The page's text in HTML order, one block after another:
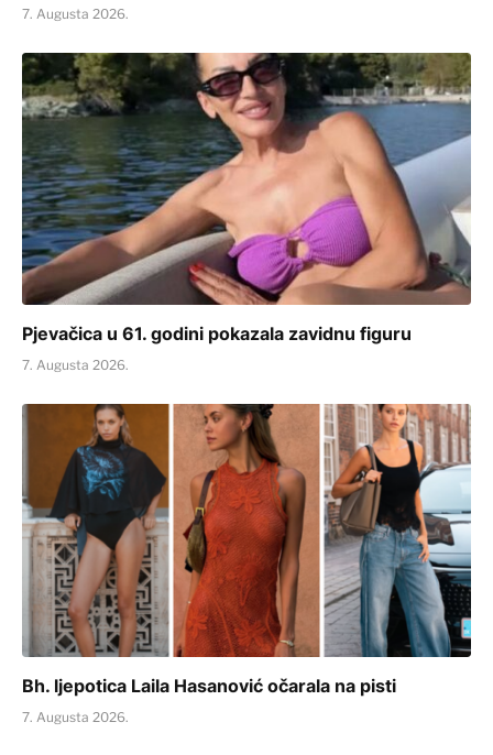
7. Augusta 2026.
Pjevačica u 61. godini pokazala zavidnu figuru
7. Augusta 2026.
Bh. ljepotica Laila Hasanović očarala na pisti
7. Augusta 2026.